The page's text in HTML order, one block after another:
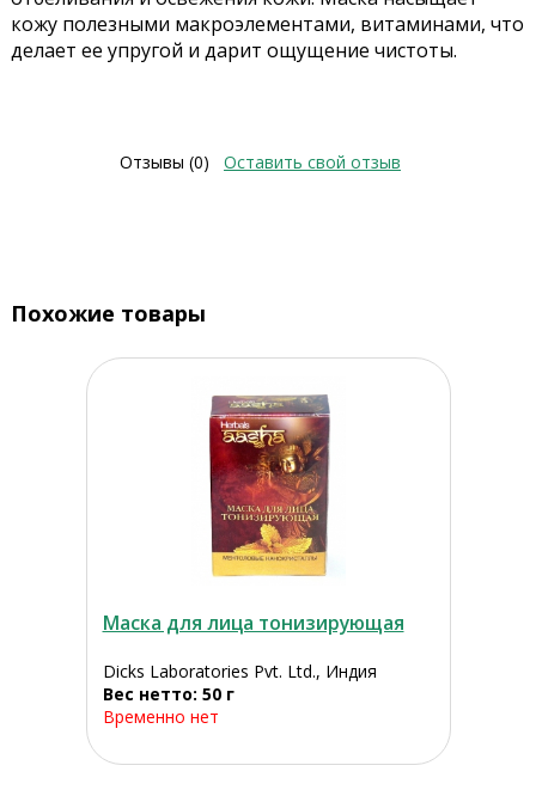
кожу полезными макроэлементами, витаминами, что
делает ее упругой и дарит ощущение чистоты.
Отзывы (0) Оставить свой отзыв
Похожие товары
Маска для лица тонизирующая
Dicks Laboratories Pvt. Ltd., Индия
Вес нетто: 50 г
Временно нет